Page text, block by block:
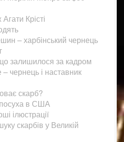
Крісті
– харбінський чернець
залишилося за кадром
чернець і наставник
скарб?
в США
ілюстрації
скарбів у Великій